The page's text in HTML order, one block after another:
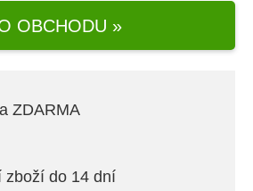
OBCHODU »
ZDARMA
zboží do 14 dní